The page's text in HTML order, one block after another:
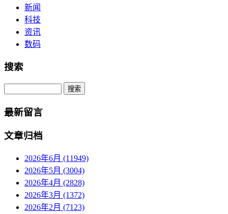
新闻
科技
资讯
数码
搜索
Search
最新留言
文章归档
2026年6月 (11949)
2026年5月 (3004)
2026年4月 (2828)
2026年3月 (1372)
2026年2月 (7123)